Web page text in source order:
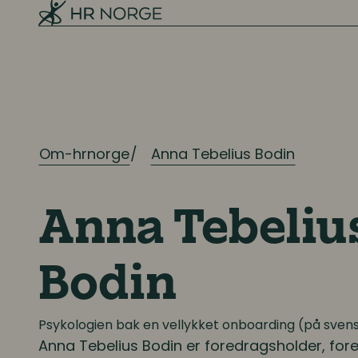
Kompetanse- og talentledelse
Lederutvikling
Lønn og ytelser
Lønn og ytelser
Pensjon
Om-hrnorge Anna Tebelius Bodin
Anna
Bodin
Psykologien bak en vellykket onboarding (på
Anna Tebelius Bodin er foredragsholder,